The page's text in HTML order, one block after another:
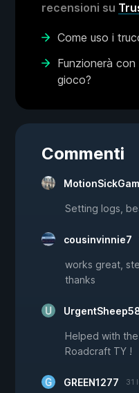
recensioni su
Come uso i
Funzionerà
gioco?
Commenti
Setting logs,
cousinvinnie7
works great,
thanks
Helped with
Roadcraft TY !
GREEN1277 31